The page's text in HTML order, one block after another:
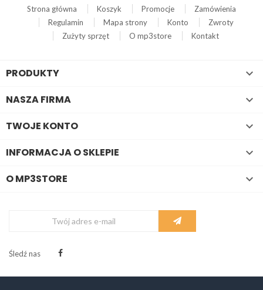
Strona główna Koszyk Promocje
Zamówienia
Regulamin
Mapa strony Konto
Zwroty
Zużyty sprzęt
O mp3store Kontakt
PRODUKTY 
NASZA FIRMA 
TWOJE KONTO 
INFORMACJA O SKLEPIE 
O MP3STORE 
Śledź nas